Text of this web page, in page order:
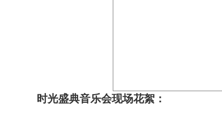
时光盛典音乐会现场花絮：